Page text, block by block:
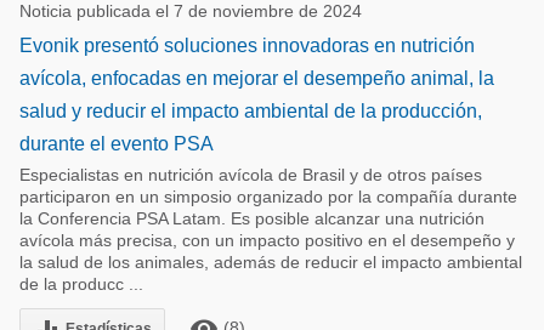
Noticia publicada el 7 de noviembre de 2024
Evonik presentó soluciones innovadoras en nutrición
avícola, enfocadas en mejorar el desempeño animal, la
salud y reducir el impacto ambiental de la producción,
durante el evento PSA
Especialistas en nutrición avícola de Brasil y de otros países
participaron en un simposio organizado por la compañía durante
la Conferencia PSA Latam. Es posible alcanzar una nutrición
avícola más precisa, con un impacto positivo en el desempeño y
la salud de los animales, además de reducir el impacto ambiental
de la producc ...